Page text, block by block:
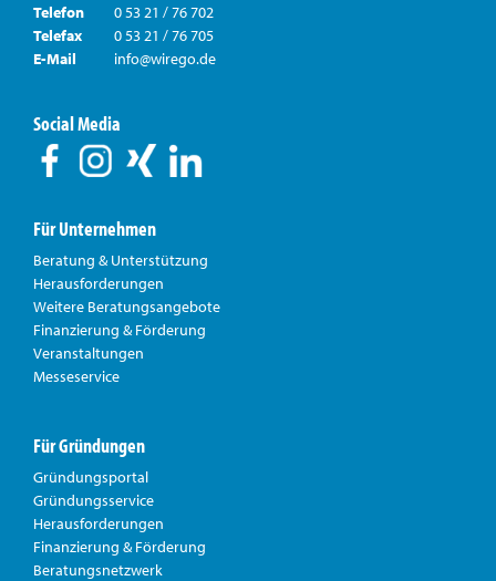
Telefon
0 53 21 / 76 702
Telefax
0 53 21 / 76 705
E-Mail
info@wirego.de
Social Media
Für Unternehmen
Beratung & Unterstützung
Herausforderungen
Weitere Beratungsangebote
Finanzierung & Förderung
Veranstaltungen
Messeservice
Für Gründungen
Gründungsportal
Gründungsservice
Herausforderungen
Finanzierung & Förderung
Beratungsnetzwerk